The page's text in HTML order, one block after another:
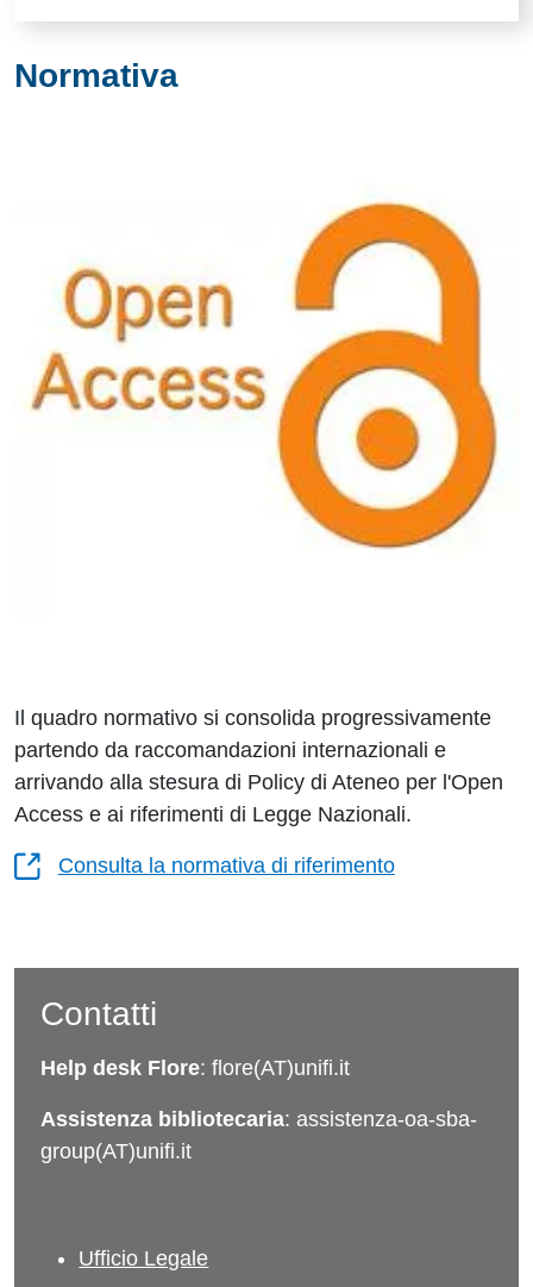
Normativa
Il quadro normativo si consolida progressivamente
partendo da raccomandazioni internazionali e
arrivando alla stesura di Policy di Ateneo per l'Open
Access e ai riferimenti di Legge Nazionali.
Consulta la normativa di riferimento
Contatti
Help desk Flore: flore(AT)unifi.it
Assistenza bibliotecaria: assistenza-oa-sba-
group(AT)unifi.it
Ufficio Legale